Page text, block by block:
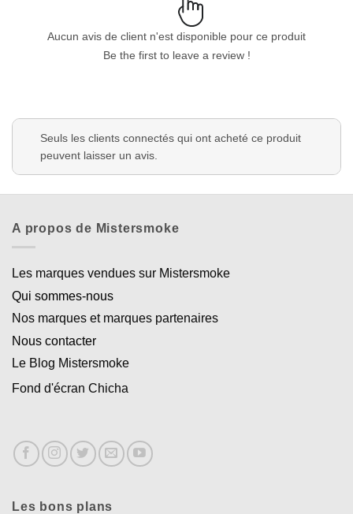
Aucun avis de client n'est disponible pour ce produit
Be the first to leave a review !
Seuls les clients connectés qui ont acheté ce produit
peuvent laisser un avis.
A propos de Mistersmoke
Les marques vendues sur Mistersmoke
Qui sommes-nous
Nos marques et marques partenaires
Nous contacter
Le Blog Mistersmoke
Fond d'écran Chicha
Les bons plans